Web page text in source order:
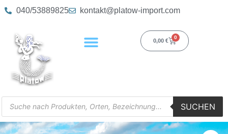
040/53889825 kontakt@platow-import.com
0,00 €
0
SUCHEN